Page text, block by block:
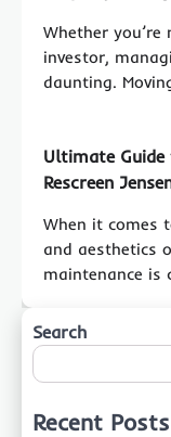
Whether
investor,
daunting.
Ultimate Guide
Rescreen
When it comes
and aesthetics
maintenance is
Search
Recent Posts